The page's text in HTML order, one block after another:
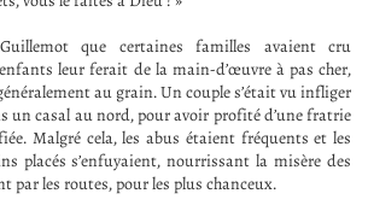
que certaines familles avaient cru
leur ferait de la main-d’œuvre à pas cher,
au grain. Un couple s’était vu infliger
un casal au nord, pour avoir profité d’une fratrie
Malgré cela, les abus étaient fréquents et les
placés s’enfuyaient, nourrissant la misère des
par les routes, pour les plus chanceux.